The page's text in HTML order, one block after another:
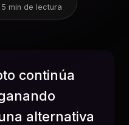
min de lectura
continúa
alternativa